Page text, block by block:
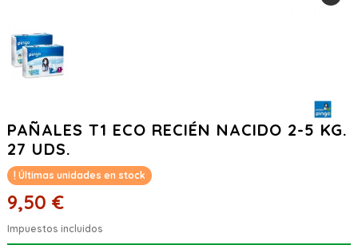
PAÑALES T1 ECO RECIÉN NACIDO 2-5 KG.
27 UDS.
Últimas unidades en stock
9,50 €
Impuestos incluidos